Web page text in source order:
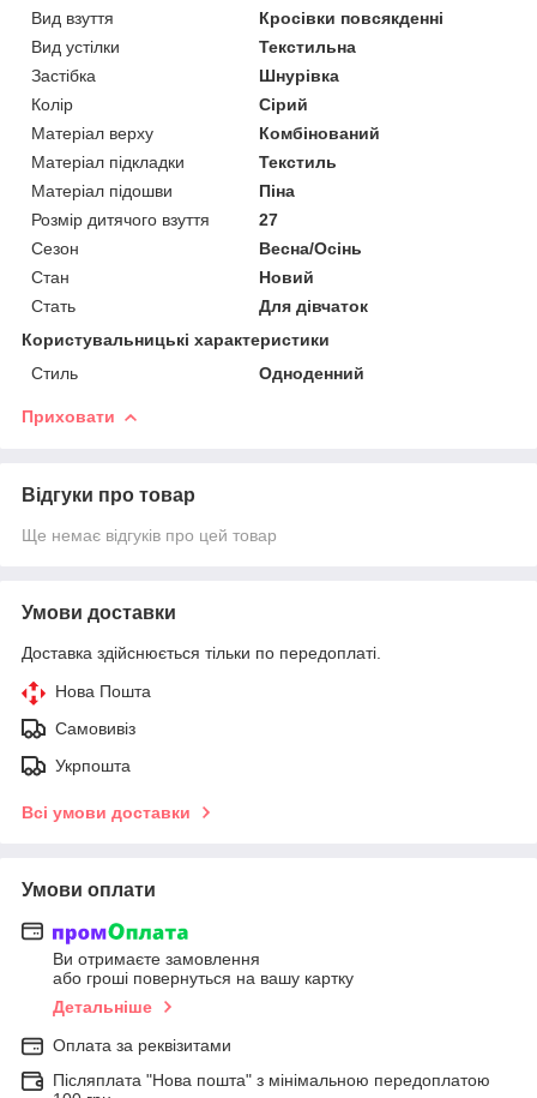
Вид взуття
Кросівки повсякденні
Вид устілки
Текстильна
Застібка
Шнурівка
Колір
Сірий
Матеріал верху
Комбінований
Матеріал підкладки
Текстиль
Матеріал підошви
Піна
Розмір дитячого взуття
27
Сезон
Весна/Осінь
Стан
Новий
Стать
Для дівчаток
Користувальницькі характеристики
Стиль
Одноденний
Приховати
Відгуки про товар
Ще немає відгуків про цей товар
Умови доставки
Доставка здійснюється тільки по передоплаті.
Нова Пошта
Самовивіз
Укрпошта
Всі умови доставки
Умови оплати
Ви отримаєте замовлення
або гроші повернуться на вашу картку
Детальніше
Оплата за реквізитами
Післяплата "Нова пошта" з мінімальною передоплатою